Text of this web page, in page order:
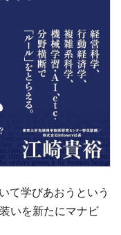
て学びあおうという
いを新たにマナビ